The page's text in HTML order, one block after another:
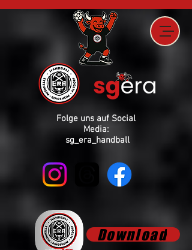
Download
Folge uns auf Social
Media:
sg_era_handball